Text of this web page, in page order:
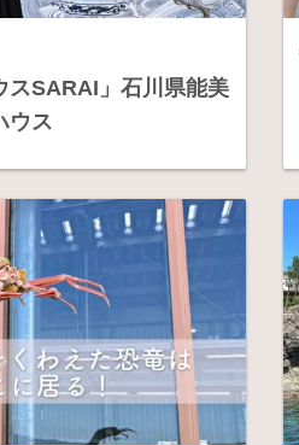
スSARAI」石川県能美
ウス